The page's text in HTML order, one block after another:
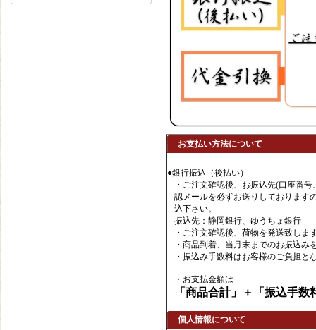
お支払い方法について
●銀行振込（後払い）
・ご注文確認後、お振込先(口座番
認メールを必ずお送りしております
込下さい。
振込先：静岡銀行、ゆうちょ銀行
・ご注文確認後、荷物を発送致しま
・商品到着、当月末までのお振込み
・振込み手数料はお客様のご負担と
・お支払金額は
「商品合計」＋「振込手数
個人情報について